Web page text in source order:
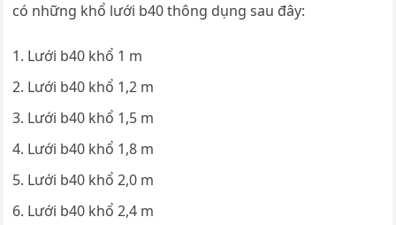
có những khổ lưới b40 thông dụng sau đây:
Lưới b40 khổ 1 m
Lưới b40 khổ 1,2 m
Lưới b40 khổ 1,5 m
Lưới b40 khổ 1,8 m
Lưới b40 khổ 2,0 m
Lưới b40 khổ 2,4 m